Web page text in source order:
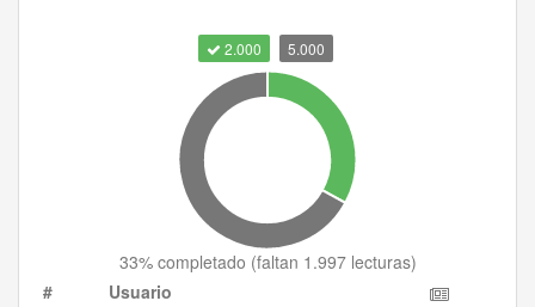
2.000 5.000
33% completado (faltan 1.997 lecturas)
#
Usuario